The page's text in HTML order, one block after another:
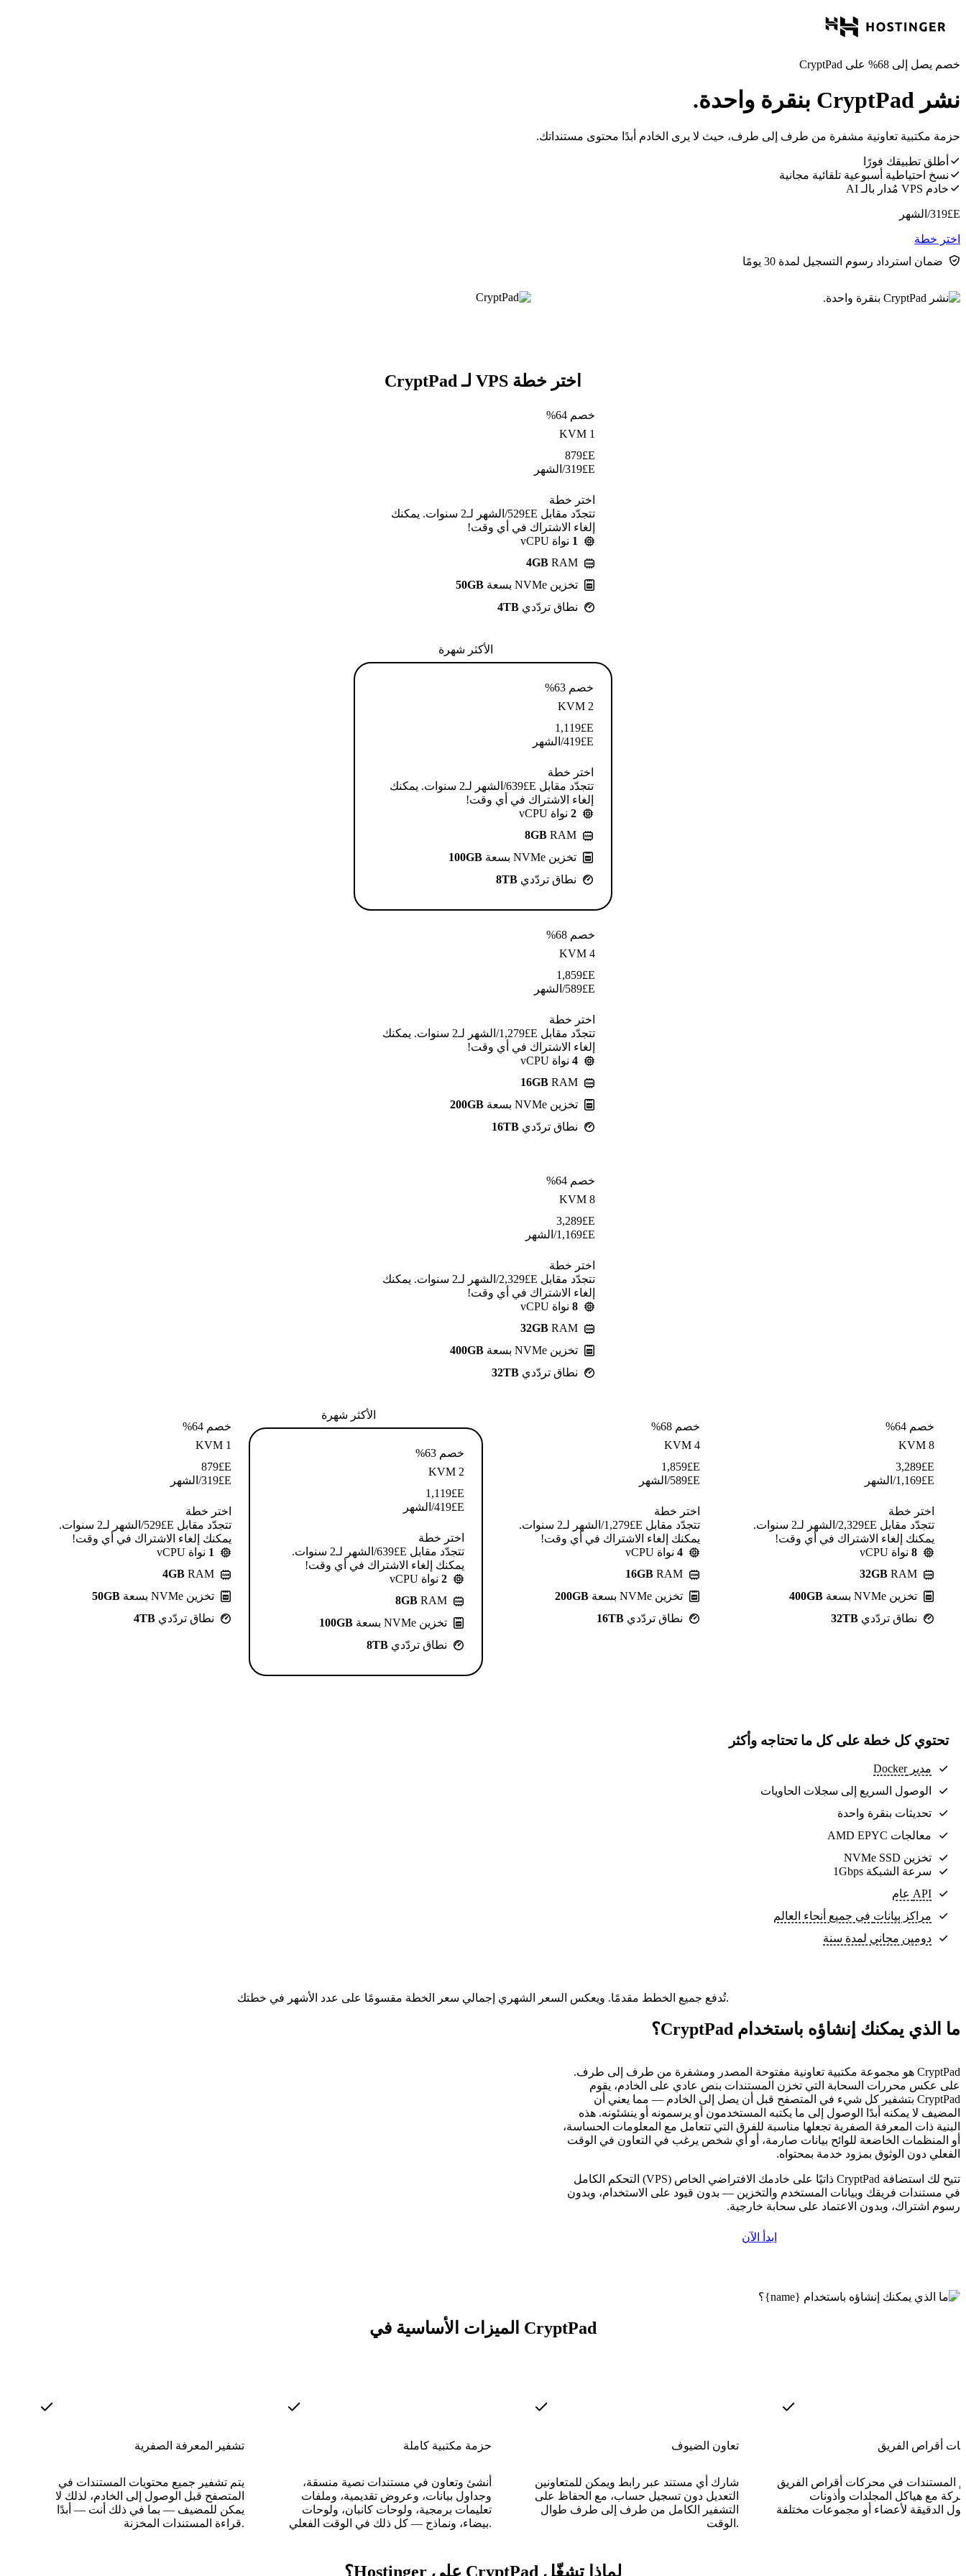
خصم يصل إلى 68% على CryptPad
نشر CryptPad بنقرة واحدة.
حزمة مكتبية تعاونية مشفرة من طرف إلى طرف، حيث لا يرى الخادم أبدًا محتوى مستنداتك.
أطلق تطبيقك فورًا
نسخ احتياطية أسبوعية تلقائية مجانية
خادم VPS مُدار بالـ AI
E£
319/الشهر
اختر خطة
ضمان استرداد رسوم التسجيل لمدة 30 يومًا
اختر خطة VPS لـ CryptPad
خصم 64%
KVM 1
E£
879
E£
319/الشهر
اختر خطة
تتجدّد مقابل E£⁦529⁩/الشهر لـ2 سنوات. يمكنك
إلغاء الاشتراك في أي وقت!
1 نواة vCPU
4GB RAM
تخزين NVMe بسعة
50GB
نطاق تردّدي 4TB
الأكثر شهرة
خصم 63%
KVM 2
E£
1,119
E£
419/الشهر
اختر خطة
تتجدّد مقابل E£⁦639⁩/الشهر لـ2 سنوات. يمكنك
إلغاء الاشتراك في أي وقت!
2 نواة vCPU
8GB RAM
تخزين NVMe بسعة
100GB
نطاق تردّدي 8TB
خصم 68%
KVM 4
E£
1,859
E£
589/الشهر
اختر خطة
تتجدّد مقابل E£⁦1,279⁩/الشهر لـ2 سنوات. يمكنك
إلغاء الاشتراك في أي وقت!
4 نواة vCPU
16GB RAM
تخزين NVMe بسعة
200GB
نطاق تردّدي 16TB
خصم 64%
KVM 8
E£
3,289
E£
1,169/الشهر
اختر خطة
تتجدّد مقابل E£⁦2,329⁩/الشهر لـ2 سنوات. يمكنك
إلغاء الاشتراك في أي وقت!
8 نواة vCPU
32GB RAM
تخزين NVMe بسعة
400GB
نطاق تردّدي 32TB
خصم 64%
KVM 1
E£
879
E£
319/الشهر
اختر خطة
تتجدّد مقابل E£⁦529⁩/الشهر لـ2 سنوات.
يمكنك إلغاء الاشتراك في أي وقت!
1 نواة vCPU
4GB RAM
تخزين NVMe بسعة
50GB
نطاق تردّدي 4TB
الأكثر شهرة
خصم 63%
KVM 2
E£
1,119
E£
419/الشهر
اختر خطة
تتجدّد مقابل E£⁦639⁩/الشهر لـ2 سنوات.
يمكنك إلغاء الاشتراك في أي وقت!
2 نواة vCPU
8GB RAM
تخزين NVMe بسعة
100GB
نطاق تردّدي 8TB
خصم 68%
KVM 4
E£
1,859
E£
589/الشهر
اختر خطة
تتجدّد مقابل E£⁦1,279⁩/الشهر لـ2 سنوات.
يمكنك إلغاء الاشتراك في أي وقت!
4 نواة vCPU
16GB RAM
تخزين NVMe بسعة
200GB
نطاق تردّدي 16TB
خصم 64%
KVM 8
E£
3,289
E£
1,169/الشهر
اختر خطة
تتجدّد مقابل E£⁦2,329⁩/الشهر لـ2 سنوات.
يمكنك إلغاء الاشتراك في أي وقت!
8 نواة vCPU
32GB RAM
تخزين NVMe بسعة
400GB
نطاق تردّدي 32TB
تحتوي كل خطة على كل ما تحتاجه وأكثر
مدير Docker
الوصول السريع إلى سجلات الحاويات
تحديثات بنقرة واحدة
معالجات AMD EPYC
تخزين NVMe SSD
سرعة الشبكة 1Gbps
API عام
مراكز بيانات في جميع أنحاء العالم
دومين مجاني لمدة سنة
تُدفع جميع الخطط مقدمًا. ويعكس السعر الشهري إجمالي سعر الخطة مقسومًا على عدد الأشهر في خطتك.
ما الذي يمكنك إنشاؤه باستخدام CryptPad؟
CryptPad هو مجموعة مكتبية تعاونية مفتوحة المصدر ومشفرة من طرف إلى طرف.
على عكس محررات السحابة التي تخزن المستندات بنص عادي على الخادم، يقوم
CryptPad بتشفير كل شيء في المتصفح قبل أن يصل إلى الخادم — مما يعني أن
المضيف لا يمكنه أبدًا الوصول إلى ما يكتبه المستخدمون أو يرسمونه أو ينشئونه. هذه
البنية ذات المعرفة الصفرية تجعلها مناسبة للفرق التي تتعامل مع المعلومات الحساسة،
أو المنظمات الخاضعة للوائح بيانات صارمة، أو أي شخص يرغب في التعاون في الوقت
الفعلي دون الوثوق بمزود خدمة بمحتواه.
تتيح لك استضافة CryptPad ذاتيًا على خادمك الافتراضي الخاص (VPS) التحكم الكامل
في مستندات فريقك وبيانات المستخدم والتخزين — بدون قيود على الاستخدام، وبدون
رسوم اشتراك، وبدون الاعتماد على سحابة خارجية.
ابدأ الآن
الميزات الأساسية في CryptPad
تشفير المعرفة الصفرية
يتم تشفير جميع محتويات المستندات في
المتصفح قبل الوصول إلى الخادم، لذلك لا
يمكن للمضيف — بما في ذلك أنت — أبدًا
قراءة المستندات المخزنة.
حزمة مكتبية كاملة
أنشئ وتعاون في مستندات نصية منسقة،
وجداول بيانات، وعروض تقديمية، وملفات
تعليمات برمجية، ولوحات كانبان، ولوحات
بيضاء، ونماذج — كل ذلك في الوقت الفعلي.
تعاون الضيوف
شارك أي مستند عبر رابط ويمكن للمتعاونين
التعديل دون تسجيل حساب، مع الحفاظ على
التشفير الكامل من طرف إلى طرف طوال
الوقت.
أقراص الفريق
المستندات في محركات أقراص الفريق
مع هياكل المجلدات وأذونات
لماذا تشغّل CryptPad على Hostinger؟